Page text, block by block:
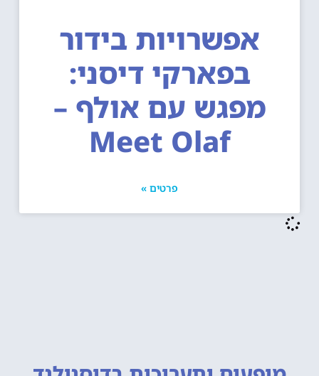
אפשרויות בידור
בפארקי דיסני:
מפגש עם אולף –
Meet Olaf
פרטים »